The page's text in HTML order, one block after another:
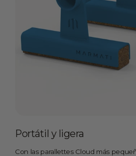
Portátil y ligera
Con las parallettes Cloud más